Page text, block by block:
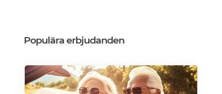
Populära erbjudanden